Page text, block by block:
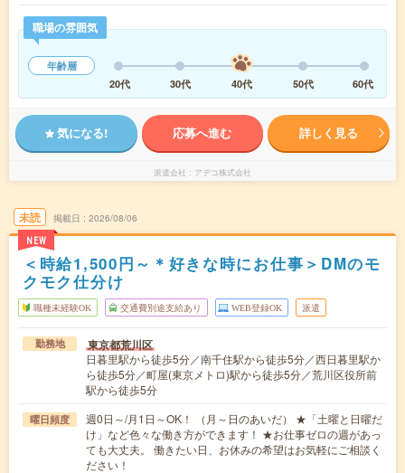
職場の雰囲気
年齢層
20代
30代 40代 50代 60代
気になる! 応募へ進む 詳しく見る
派遣会社 アデコ株式会社
未読
NEW
掲載日 2026/08/06
＜時給1,500円～＊好きな時にお仕事＞DMのモ
クモク仕分け
職種未経験OK 交通費別途支給あり WEB登録OK 派遣
勤務地 東京都荒川区
日暮里駅から徒歩5分／南千住駅から徒歩5分／西日暮里駅か
ら徒歩5分／町屋(東京メトロ)駅から徒歩5分／荒川区役所前
駅から徒歩5分
曜日頻度
週0日～/月1日～OK！ （月～日のあいだ） ★「土曜と日曜だ
け」など色々な働き方ができます！ ★お仕事ゼロの週があっ
ても大丈夫。 働きたい日、お休みの希望はお気軽にご相談く
ださい！